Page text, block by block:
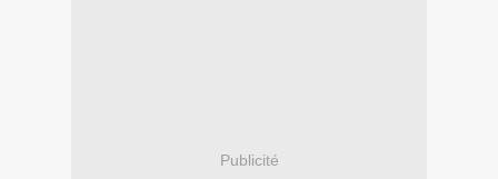
Publicité